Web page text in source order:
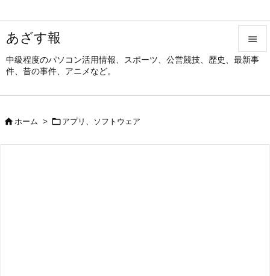
あざす報
中級程度のパソコン活用情報、スポーツ、公営競技、歴史、最新事
件、昔の事件、アニメなど。



ホーム >  アプリ、ソフトウェア